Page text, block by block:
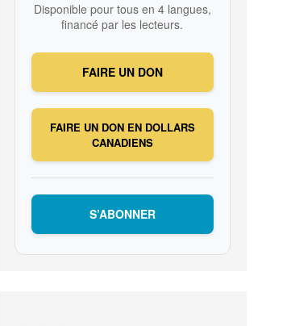
Disponible pour tous en 4 langues,
financé par les lecteurs.
FAIRE UN DON
FAIRE UN DON EN DOLLARS
CANADIENS
S’ABONNER